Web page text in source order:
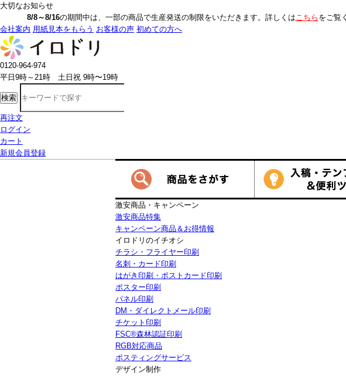
大切なお知らせ
8/8～8/16の期間中は、一部の商品で生産発送の制限をいただきます。詳しくはこちらをご覧ください
会社案内 用紙見本をもらう お客様の声 初めての方へ
0120-964-974
平日9時～21時 土日祝 9時〜19時
検索
再注文
ログイン
カート
新規会員登録
激安商品・キャンペーン
激安商品特集
キャンペーン商品＆お得情報
イロドリのイチオシ
チラシ・フライヤー印刷
名刺・カード印刷
はがき印刷・ポストカード印刷
ポスター印刷
パネル印刷
DM・ダイレクトメール印刷
チケット印刷
FSC®森林認証印刷
RGB対応商品
ポスティングサービス
デザイン制作